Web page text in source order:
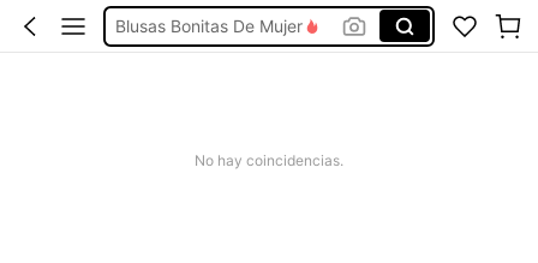
Blusas Bonitas De Mujer
No hay coincidencias.